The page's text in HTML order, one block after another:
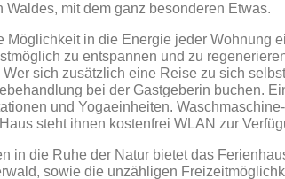
mit dem ganz besonderen Etwas.
Möglichkeit in die Energie jeder Wohnung
zu entspannen und zu
sich zusätzlich eine Reise zu sich
bei der Gastgeberin buchen.
und Yogaeinheiten.
steht ihnen kostenfrei WLAN zur
in die Ruhe der Natur bietet das
sowie die unzähligen